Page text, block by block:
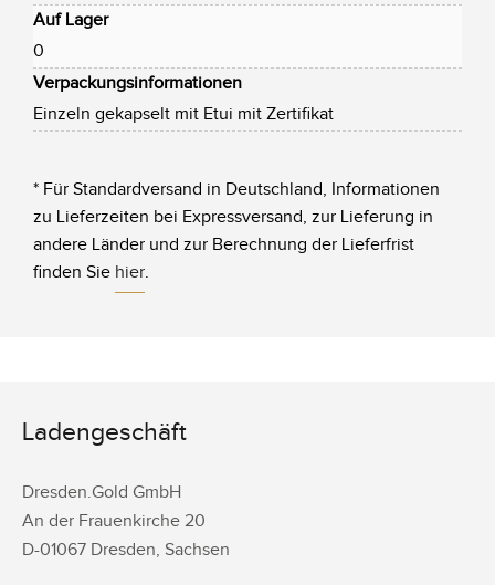
Auf Lager
0
Verpackungsinformationen
Einzeln gekapselt mit Etui mit Zertifikat
* Für Standardversand in Deutschland, Informationen
zu Lieferzeiten bei Expressversand, zur Lieferung in
andere Länder und zur Berechnung der Lieferfrist
finden Sie hier.
Ladengeschäft
Dresden.Gold GmbH
An der Frauenkirche 20
D-01067 Dresden, Sachsen